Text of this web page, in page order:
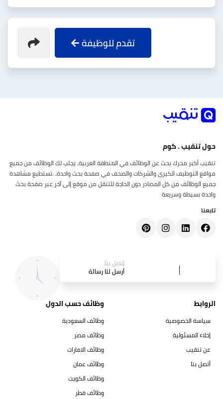
تقدم للوظيفة
حول تنقيب . كوم
تنقيب أكبر محرك بحث عن الوظائف في المنطقة العربية، يجلب لك الوظائف من جميع
مواقع التوظيف الكبرى والشركات والصحف في صفحة بحث واحدة، .تستطيع مشاهدة
جميع الوظائف من كل المصادر دون الحاجة للتنقل من موقع إلى آخر عبر صفحة بحث
واحدة بسيطة وسريعة
تابعنا
إتصل بنا
أرسل لنا رسالة
الروابط
سياسة الخصوصية
إخلاء المسئولية
عن تنقيب
أتصل بنا
وظائف حسب الدول
وظائف السعودية
وظائف مصر
وظائف الامارات
وظائف عمان
وظائف الكويت
وظائف قطر